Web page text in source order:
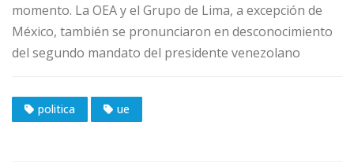
momento. La OEA y el Grupo de Lima, a excepción de
México, también se pronunciaron en desconocimiento
del segundo mandato del presidente venezolano
politica ue